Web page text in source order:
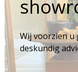
Wij voorzien u
deskundig